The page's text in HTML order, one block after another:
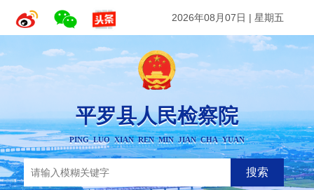
2026年08月07日 | 星期五
平罗县人民检察院
PING LUO XIAN REN MIN JIAN CHA YUAN
搜索